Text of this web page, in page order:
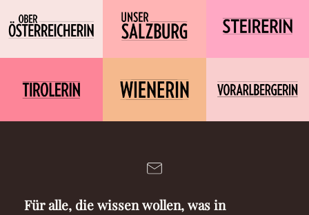
Für alle, die wissen wollen, was in